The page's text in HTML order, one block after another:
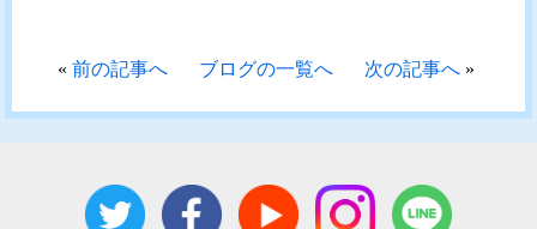
«前の記事へ ブログの一覧へ 次の記事へ»